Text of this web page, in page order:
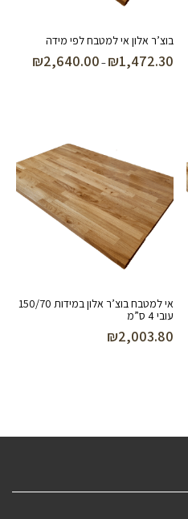
בוצ’ר אלון אי למטבח לפי מידה
₪1,472.30
–
₪2,640.00
אי למטבח בוצ’ר אלון במידות 150/70
עובי 4 ס”מ
₪2,003.80